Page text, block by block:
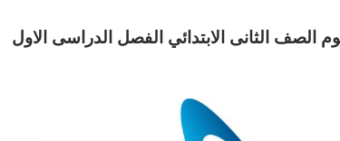
الصف الثانى الابتدائي الفصل الدراسى الاول